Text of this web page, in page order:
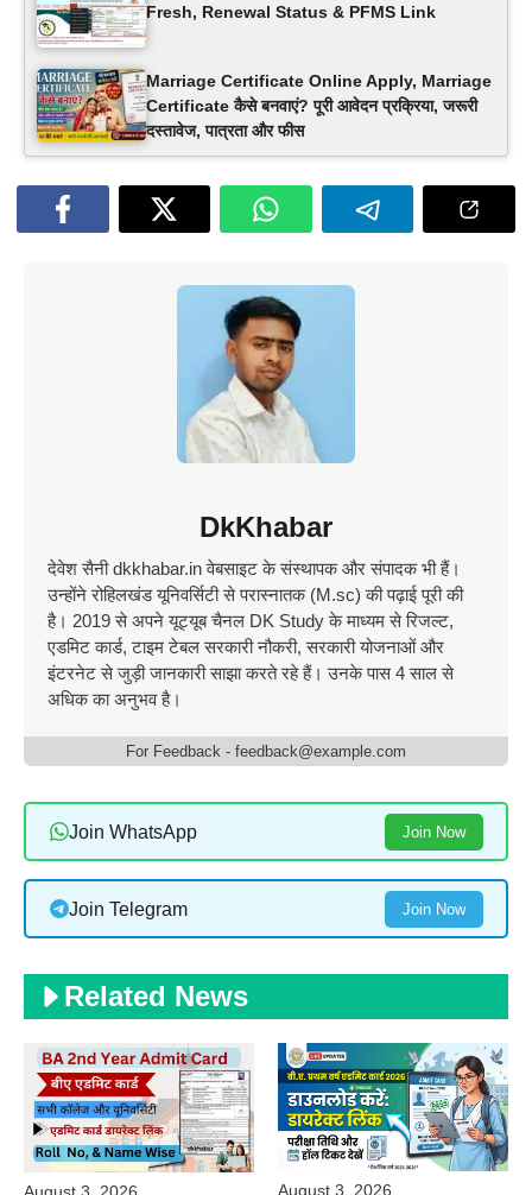
Fresh, Renewal Status & PFMS Link
Marriage Certificate Online Apply, Marriage
Certificate कैसे बनवाएं? पूरी आवेदन प्रक्रिया, जरूरी
दस्तावेज, पात्रता और फीस
DkKhabar
देवेश सैनी dkkhabar.in वेबसाइट के संस्थापक और संपादक भी हैं।
उन्होंने रोहिलखंड यूनिवर्सिटी से परास्नातक (M.sc) की पढ़ाई पूरी की
है। 2019 से अपने यूट्यूब चैनल DK Study के माध्यम से रिजल्ट,
एडमिट कार्ड, टाइम टेबल सरकारी नौकरी, सरकारी योजनाओं और
इंटरनेट से जुड़ी जानकारी साझा करते रहे हैं। उनके पास 4 साल से
अधिक का अनुभव है।
For Feedback - feedback@example.com
Join WhatsApp Join Now
Join Telegram Join Now
Related News
August 3, 2026